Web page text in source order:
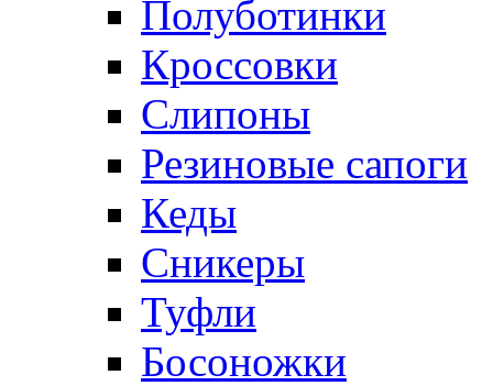
Полуботинки
Кроссовки
Слипоны
Резиновые сапоги
Кеды
Сникеры
Туфли
Босоножки